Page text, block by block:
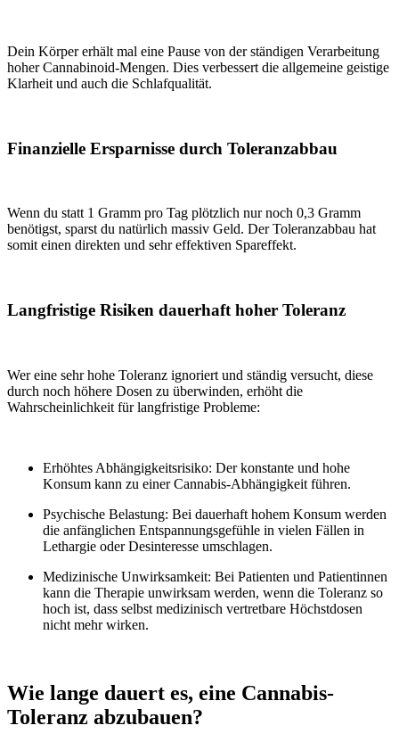
Dein Körper erhält mal eine Pause von der ständigen Verarbeitung
hoher Cannabinoid-Mengen. Dies verbessert die allgemeine geistige
Klarheit und auch die Schlafqualität.
Finanzielle Ersparnisse durch Toleranzabbau
Wenn du statt 1 Gramm pro Tag plötzlich nur noch 0,3 Gramm
benötigst, sparst du natürlich massiv Geld. Der Toleranzabbau hat
somit einen direkten und sehr effektiven Spareffekt.
Langfristige Risiken dauerhaft hoher Toleranz
Wer eine sehr hohe Toleranz ignoriert und ständig versucht, diese
durch noch höhere Dosen zu überwinden, erhöht die
Wahrscheinlichkeit für langfristige Probleme:
Erhöhtes Abhängigkeitsrisiko: Der konstante und hohe
Konsum kann zu einer Cannabis-Abhängigkeit führen.
Psychische Belastung: Bei dauerhaft hohem Konsum werden
die anfänglichen Entspannungsgefühle in vielen Fällen in
Lethargie oder Desinteresse umschlagen.
Medizinische Unwirksamkeit: Bei Patienten und Patientinnen
kann die Therapie unwirksam werden, wenn die Toleranz so
hoch ist, dass selbst medizinisch vertretbare Höchstdosen
nicht mehr wirken.
Wie lange dauert es, eine Cannabis-
Toleranz abzubauen?